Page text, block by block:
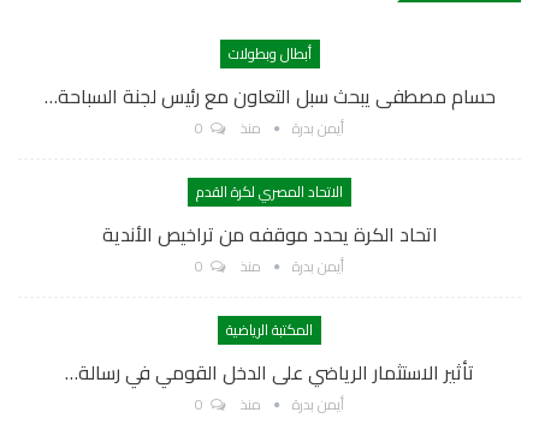
أبطال وبطولات
حسام مصطفى يبحث سبل التعاون مع رئيس لجنة السباحة…
أيمن بدرة منذ
الاتحاد المصري لكرة القدم
اتحاد الكرة يحدد موقفه من تراخيص الأندية
أيمن بدرة منذ
المكتبة الرياضية
تأثير الاستثمار الرياضي على الدخل القومي في رسالة…
أيمن بدرة منذ